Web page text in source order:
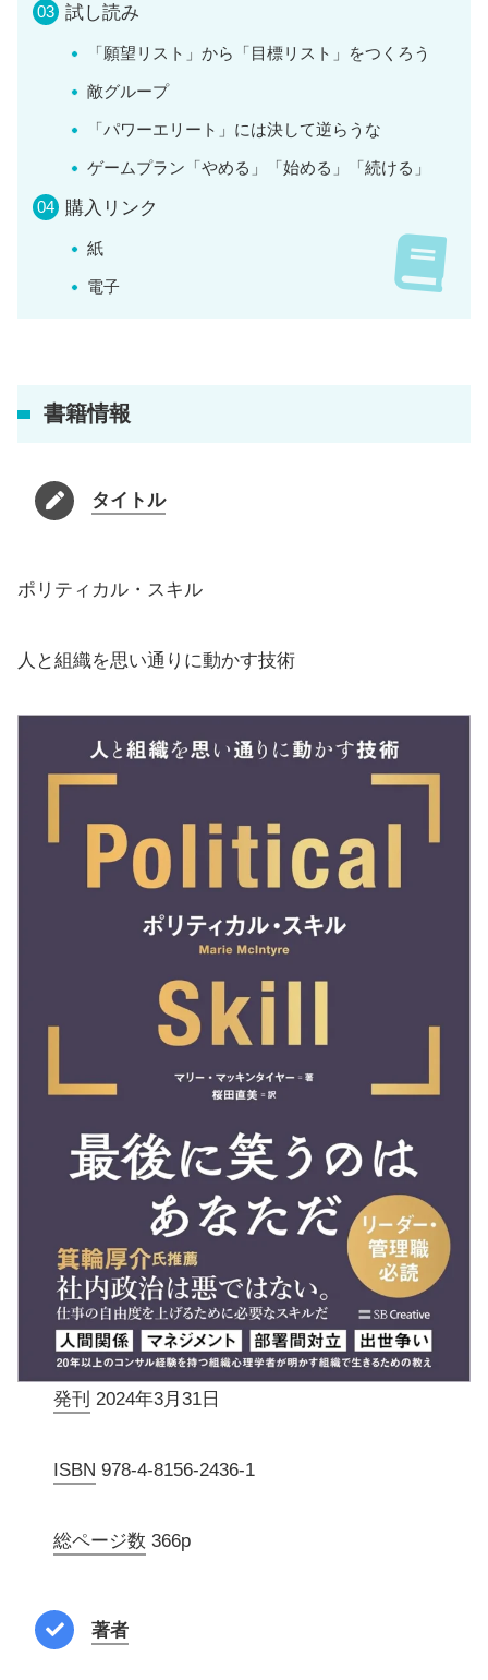
試し読み
「願望リスト」から「目標リスト」をつくろう
敵グループ
「パワーエリート」には決して逆らうな
ゲームプラン「やめる」「始める」「続ける」
購入リンク
紙
電子
書籍情報
タイトル
ポリティカル・スキル
人と組織を思い通りに動かす技術
発刊 2024年3月31日
ISBN 978-4-8156-2436-1
総ページ数 366p
著者